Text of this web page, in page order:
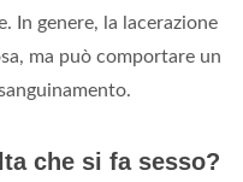
In genere, la lacerazione
ma può comportare un
che si fa sesso?